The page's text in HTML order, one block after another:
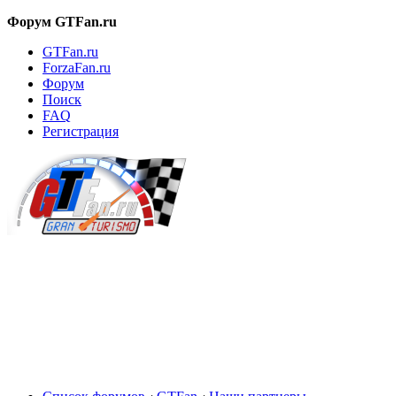
Форум GTFan.ru
GTFan.ru
ForzaFan.ru
Форум
Поиск
FAQ
Регистрация